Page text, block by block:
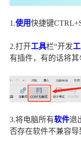
1.使用快捷键
2.打开工具栏“开发
有插件，有的话将
3.将电脑所有软件退
否存在软件不兼容导